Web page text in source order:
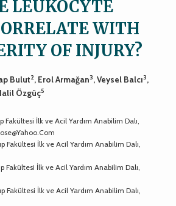
LEUKOCYTE
WITH
OF INJURY?
Bulut2, Erol Armağan3, Veysel Balcı3,
Özgüç5
Fakültesi İlk ve Acil Yardım Anabilim Dalı,
Fakültesi İlk ve Acil Yardım Anabilim Dalı,
Fakültesi İlk ve Acil Yardım Anabilim Dalı,
Fakültesi İlk ve Acil Yardım Anabilim Dalı,